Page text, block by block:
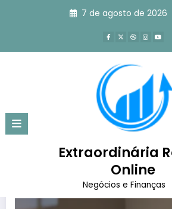
7 de agosto de 2026
Extraordinária
Online
Negócios e Finanças
Tag: marketing de